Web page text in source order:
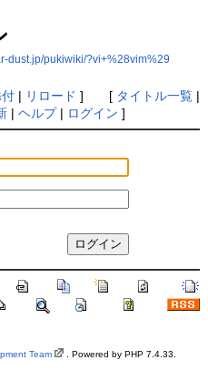
dust.jp/pukiwiki/?vi+%28vim%29
| リロード ] [ タイトル一覧|
| ヘルプ| ログイン ]
Team
. Powered by PHP 7.4.33.